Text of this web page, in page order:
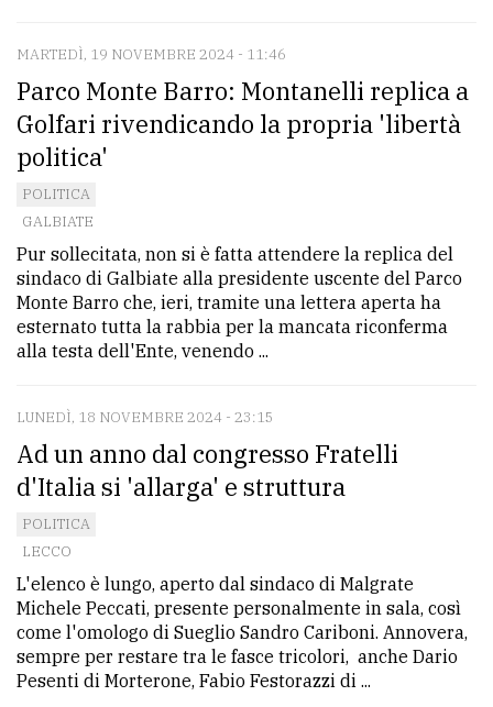
MARTEDÌ, 19 NOVEMBRE 2024 - 11:46
Parco Monte Barro: Montanelli replica a
Golfari rivendicando la propria 'libertà
politica'
POLITICA
GALBIATE
Pur sollecitata, non si è fatta attendere la replica del
sindaco di Galbiate alla presidente uscente del Parco
Monte Barro che, ieri, tramite una lettera aperta ha
esternato tutta la rabbia per la mancata riconferma
alla testa dell'Ente, venendo ...
LUNEDÌ, 18 NOVEMBRE 2024 - 23:15
Ad un anno dal congresso Fratelli
d'Italia si 'allarga' e struttura
POLITICA
LECCO
L'elenco è lungo, aperto dal sindaco di Malgrate
Michele Peccati, presente personalmente in sala, così
come l'omologo di Sueglio Sandro Cariboni. Annovera,
sempre per restare tra le fasce tricolori, anche Dario
Pesenti di Morterone, Fabio Festorazzi di ...